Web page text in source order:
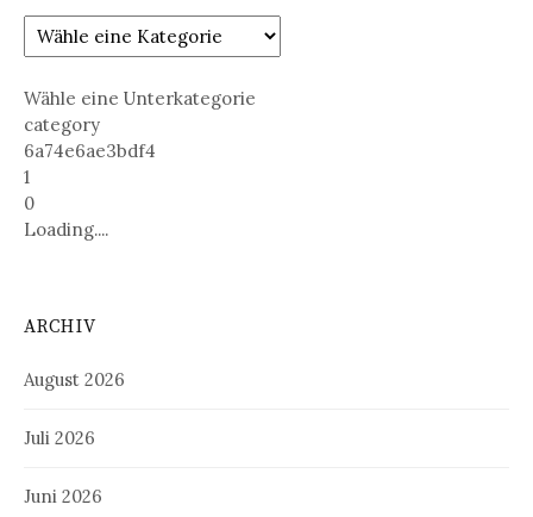
Wähle eine Unterkategorie
category
6a74e6ae3bdf4
1
0
Loading....
ARCHIV
August 2026
Juli 2026
Juni 2026